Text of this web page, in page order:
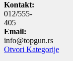
Kontakt:
012/555-
405
Email:
info@topgun.rs
Otvori Kategorije